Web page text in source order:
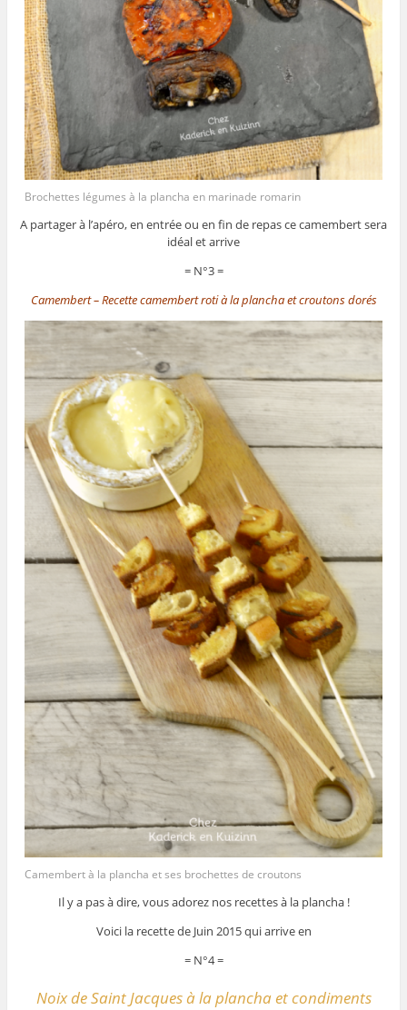
Brochettes légumes à la plancha en marinade romarin
A partager à l’apéro, en entrée ou en fin de repas ce camembert sera
idéal et arrive
= N°3 =
Camembert – Recette camembert roti à la plancha et croutons dorés
Camembert à la plancha et ses brochettes de croutons
Il y a pas à dire, vous adorez nos recettes à la plancha !
Voici la recette de Juin 2015 qui arrive en
= N°4 =
Noix de Saint Jacques à la plancha et condiments